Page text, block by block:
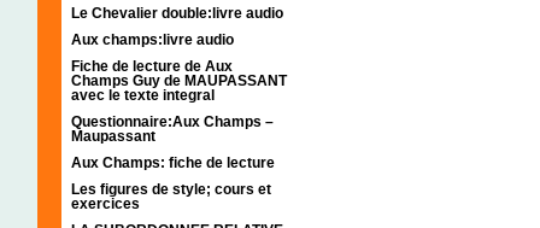
Le Chevalier double:livre audio
Aux champs:livre audio
Fiche de lecture de Aux
Champs Guy de MAUPASSANT
avec le texte integral
Questionnaire:Aux Champs –
Maupassant
Aux Champs: fiche de lecture
Les figures de style; cours et
exercices